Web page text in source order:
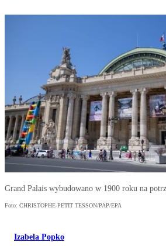
Grand Palais wybudowano w 1900 roku na
Foto: CHRISTOPHE PETIT TESSON/PAP/EPA
Izabela Popko